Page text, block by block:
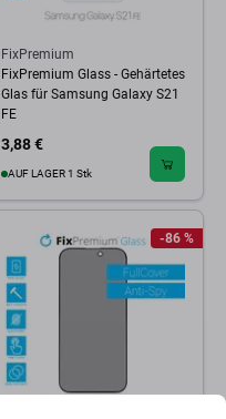
FixPremium
FixPremium Glass - Gehärtetes
Glas für Samsung Galaxy S21
FE
3,88 €
AUF LAGER 1 Stk
-86 %